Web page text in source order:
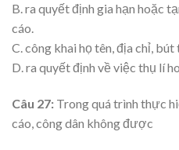
B. ra quyết định gia hạn hoặc
cáo.
C. công khai họ tên, địa chỉ,
D. ra quyết định về việc thụ lí
Câu 27: Trong quá trình thực
cáo, công dân không được